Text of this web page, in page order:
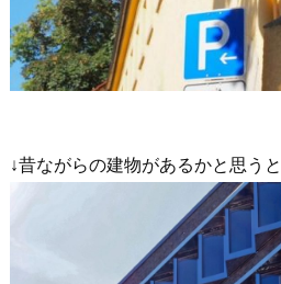
↓昔ながらの建物があるかと思う